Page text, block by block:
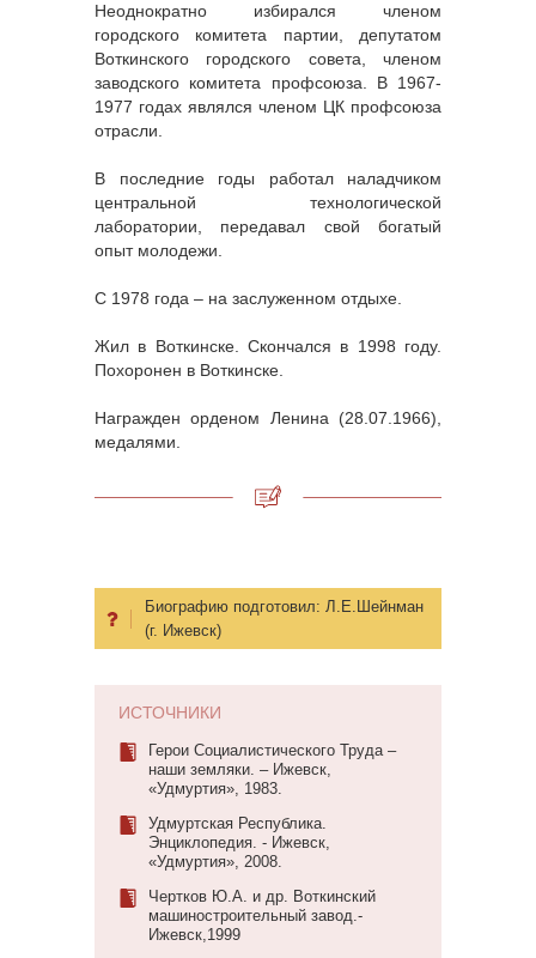
Неоднократно избирался членом
городского комитета партии, депутатом
Воткинского городского совета, членом
заводского комитета профсоюза. В 1967-
1977 годах являлся членом ЦК профсоюза
отрасли.
В последние годы работал наладчиком
центральной технологической
лаборатории, передавал свой богатый
опыт молодежи.
С 1978 года – на заслуженном отдыхе.
Жил в Воткинске. Скончался в 1998 году.
Похоронен в Воткинске.
Награжден орденом Ленина (28.07.1966),
медалями.
Биографию подготовил: Л.Е.Шейнман
(г. Ижевск)
ИСТОЧНИКИ
Герои Социалистического Труда –
наши земляки. – Ижевск,
«Удмуртия», 1983.
Удмуртская Республика.
Энциклопедия. - Ижевск,
«Удмуртия», 2008.
Чертков Ю.А. и др. Воткинский
машиностроительный завод.-
Ижевск,1999